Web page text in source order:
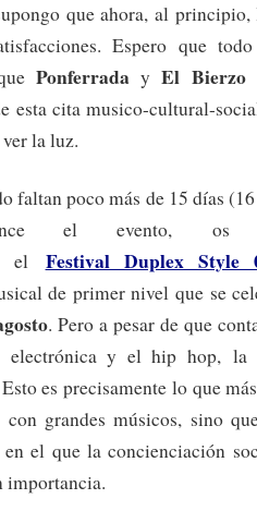
que ahora, al
Espero que
PonferradayEl Bierzo
esta cita musico-cultural-
la luz.
faltan poco más de 15 días
el evento, os
el Festival Duplex Style
de primer nivel que se
. Pero a pesar de que
electrónica y el hip hop, la
es precisamente lo que
grandes músicos, sino
el que la concienciación
importancia.